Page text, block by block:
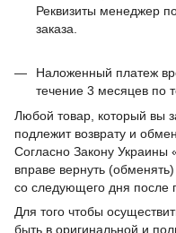
Реквизиты менеджер
заказа.
Наложенный платеж
течение 3 месяцев по
Любой товар, который вы
подлежит возврату и
Согласно Закону Украины
вправе вернуть
со следующего дня после
Для того чтобы
быть в оригинальной и